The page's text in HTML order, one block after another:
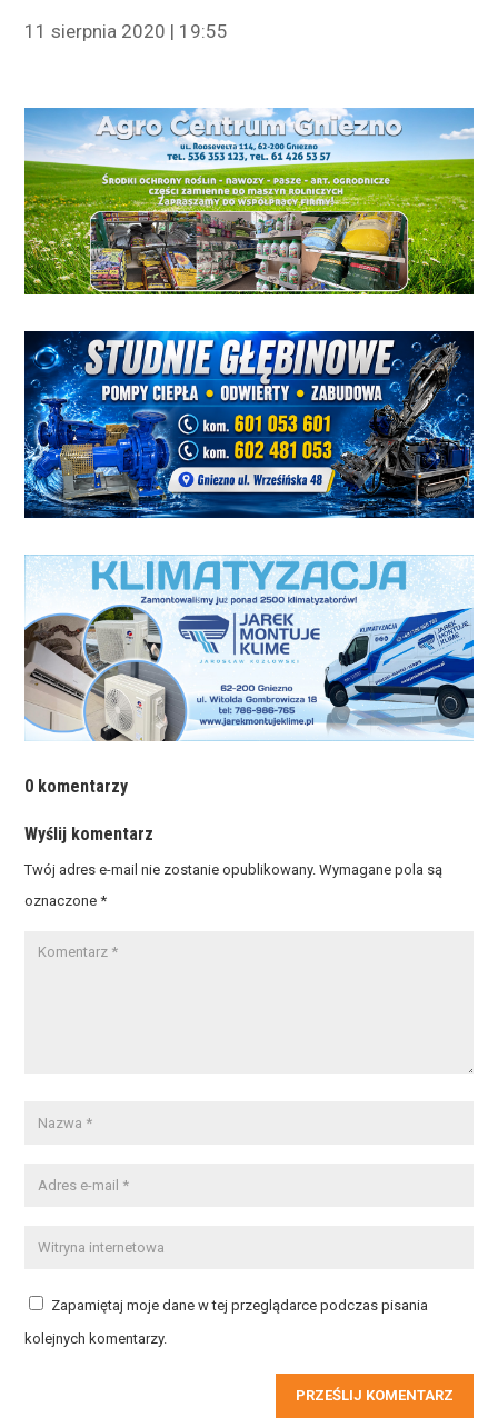
11 sierpnia 2020 | 19:55
0 komentarzy
Wyślij komentarz
Twój adres e-mail nie zostanie opublikowany. Wymagane pola są
oznaczone*
Zapamiętaj moje dane w tej przeglądarce podczas pisania
kolejnych komentarzy.
PRZEŚLIJ KOMENTARZ